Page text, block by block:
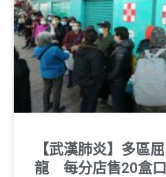
【武漢肺炎】多區
龍 每分店售20盒